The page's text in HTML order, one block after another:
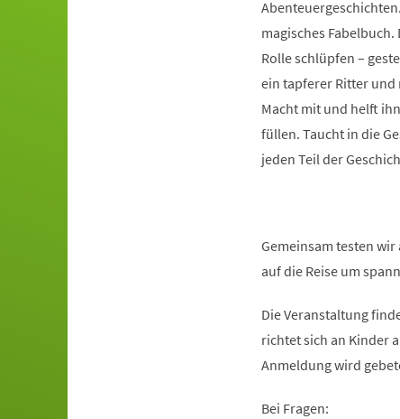
magisches
Rolle schlüpfen –
ein tapferer Ritter und
Macht mit und helft
füllen. Taucht in die
jeden Teil der
Gemeinsam testen
auf die Reise um
Die Veranstaltung
richtet sich an Kinder
Anmeldung wird
Bei Fragen: